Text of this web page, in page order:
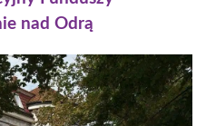
nad Odrą